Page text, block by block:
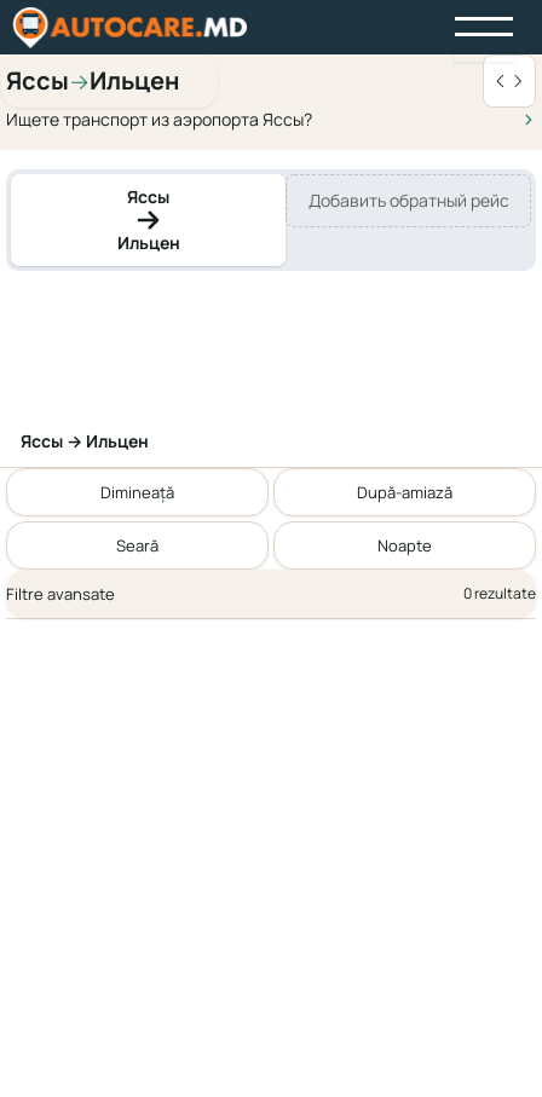
Яссы→Ильцен
Ищете транспорт из аэропорта Яссы?
Яссы
Ильцен
Добавить обратный рейс
Яссы → Ильцен
Dimineață După-amiază
Seară Noapte
Filtre avansate 0 rezultate